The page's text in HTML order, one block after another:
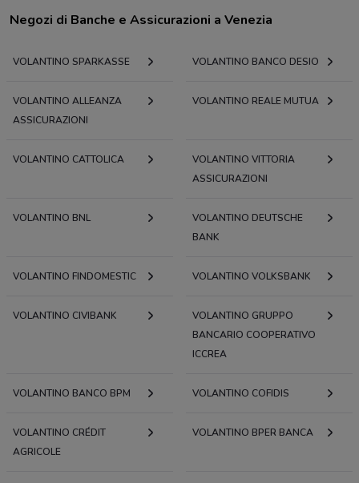
Negozi di Banche e Assicurazioni a Venezia
VOLANTINO SPARKASSE VOLANTINO BANCO DESIO
VOLANTINO ALLEANZA
ASSICURAZIONI
VOLANTINO REALE MUTUA
VOLANTINO CATTOLICA
VOLANTINO VITTORIA
ASSICURAZIONI
VOLANTINO BNL
VOLANTINO DEUTSCHE
BANK
VOLANTINO FINDOMESTIC VOLANTINO VOLKSBANK
VOLANTINO CIVIBANK
VOLANTINO GRUPPO
BANCARIO COOPERATIVO
ICCREA
VOLANTINO BANCO BPM VOLANTINO COFIDIS
VOLANTINO CRÉDIT
AGRICOLE
VOLANTINO BPER BANCA